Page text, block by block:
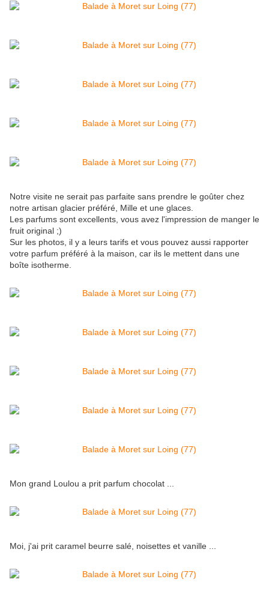
Notre visite ne serait pas parfaite sans prendre le goûter chez
notre artisan glacier préféré, Mille et une glaces.
Les parfums sont excellents, vous avez l'impression de manger le
fruit original ;)
Sur les photos, il y a leurs tarifs et vous pouvez aussi rapporter
votre parfum préféré à la maison, car ils le mettent dans une
boîte isotherme.
Mon grand Loulou a prit parfum chocolat ...
Moi, j'ai prit caramel beurre salé, noisettes et vanille ...